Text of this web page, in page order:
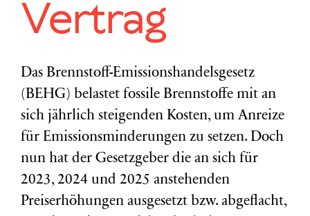
Vertrag
Das Brennstoff-Emissionshandelsgesetz
(BEHG) belastet fossile Brennstoffe mit an
sich jährlich steigenden Kosten, um Anreize
für Emissionsminderungen zu setzen. Doch
nun hat der Gesetzgeber die an sich für
2023, 2024 und 2025 anstehenden
Preiserhöhungen ausgesetzt bzw. abgeflacht,